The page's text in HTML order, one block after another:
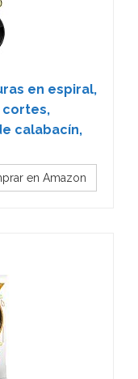
en espiral,
cortes,
calabacín,
en Amazon